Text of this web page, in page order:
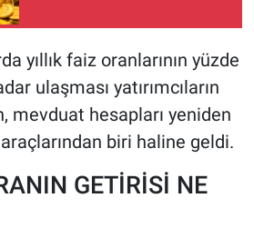
yıllık faiz oranlarının yüzde
ulaşması yatırımcıların
mevduat hesapları yeniden
araçlarından biri haline geldi.
GETİRİSİ NE